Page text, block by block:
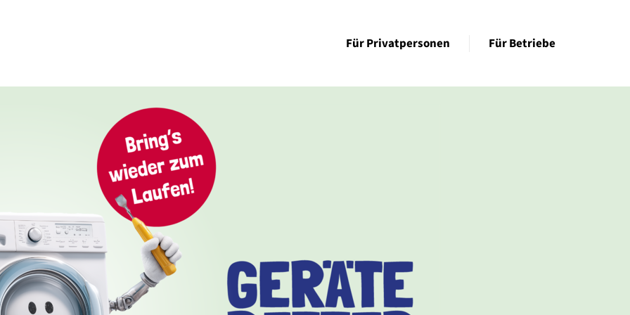
Für Privatpersonen Für Betriebe